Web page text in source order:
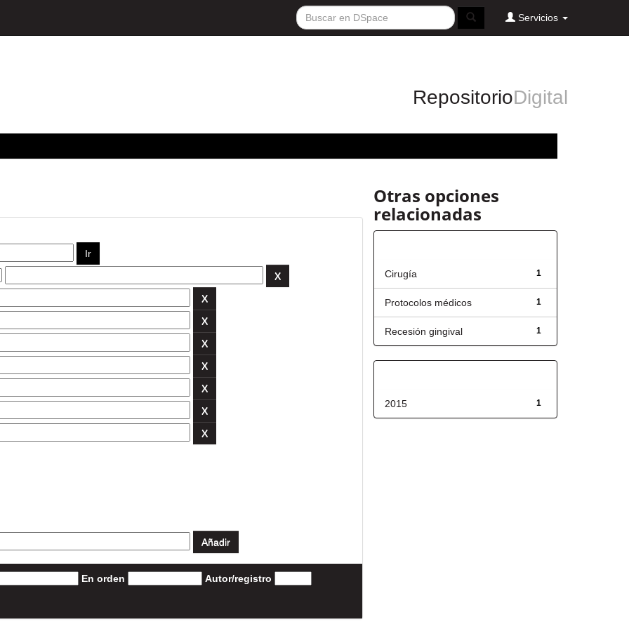
Servicios
RepositorioDigital
En orden Autor/registro
Otras opciones
relacionadas
1
Cirugía
1
Protocolos médicos
1
Recesión gingival
1
2015